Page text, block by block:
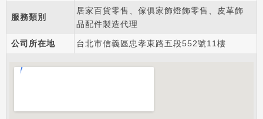
服務類別
居家百貨零售、傢俱家飾燈飾零售、皮革飾
品配件製造代理
公司所在地 台北市信義區忠孝東路五段552號11樓